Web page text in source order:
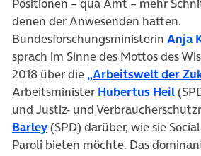
denen der Anwesenden hatten.
Bundesforschungsministerin Anja
sprach im Sinne des Mottos des
2018 über die„Arbeitswelt der
Arbeitsminister Hubertus Heil
und Justiz- und
Barley(öffnet in neuem Tab)
(SPD) darüber, wie sie
Paroli bieten möchte. Das